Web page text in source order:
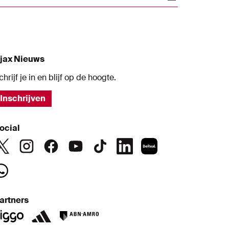
bij de O17. Van inspirerende
Nieuws
je in en blijf op de hoogte.
Inschrijven